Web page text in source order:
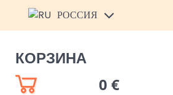
РОССИЯ
КОРЗИНА
0 €